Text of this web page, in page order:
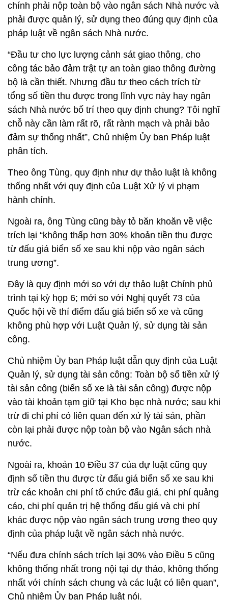
chính phải nộp toàn bộ vào ngân sách Nhà nước và
phải được quản lý, sử dụng theo đúng quy định của
pháp luật về ngân sách Nhà nước.
“Đầu tư cho lực lượng cảnh sát giao thông, cho
công tác bảo đảm trật tự an toàn giao thông đường
bộ là cần thiết. Nhưng đầu tư theo cách trích từ
tổng số tiền thu được trong lĩnh vực này hay ngân
sách Nhà nước bố trí theo quy định chung? Tôi nghĩ
chỗ này cần làm rất rõ, rất rành mạch và phải bảo
đảm sự thống nhất”, Chủ nhiệm Ủy ban Pháp luật
phân tích.
Theo ông Tùng, quy định như dự thảo luật là không
thống nhất với quy định của Luật Xử lý vi phạm
hành chính.
Ngoài ra, ông Tùng cũng bày tỏ băn khoăn về việc
trích lại “không thấp hơn 30% khoản tiền thu được
từ đấu giá biển số xe sau khi nộp vào ngân sách
trung ương”.
Đây là quy định mới so với dự thảo luật Chính phủ
trình tại kỳ họp 6; mới so với Nghị quyết 73 của
Quốc hội về thí điểm đấu giá biển số xe và cũng
không phù hợp với Luật Quản lý, sử dụng tài sản
công.
Chủ nhiệm Ủy ban Pháp luật dẫn quy định của Luật
Quản lý, sử dụng tài sản công: Toàn bộ số tiền xử lý
tài sản công (biển số xe là tài sản công) được nộp
vào tài khoản tạm giữ tại Kho bạc nhà nước; sau khi
trừ đi chi phí có liên quan đến xử lý tài sản, phần
còn lại phải được nộp toàn bộ vào Ngân sách nhà
nước.
Ngoài ra, khoản 10 Điều 37 của dự luật cũng quy
định số tiền thu được từ đấu giá biển số xe sau khi
trừ các khoản chi phí tổ chức đấu giá, chi phí quảng
cáo, chi phí quản trị hệ thống đấu giá và chi phí
khác được nộp vào ngân sách trung ương theo quy
định của pháp luật về ngân sách nhà nước.
“Nếu đưa chính sách trích lại 30% vào Điều 5 cũng
không thống nhất trong nội tại dự thảo, không thống
nhất với chính sách chung và các luật có liên quan”,
Chủ nhiệm Ủy ban Pháp luật nói.